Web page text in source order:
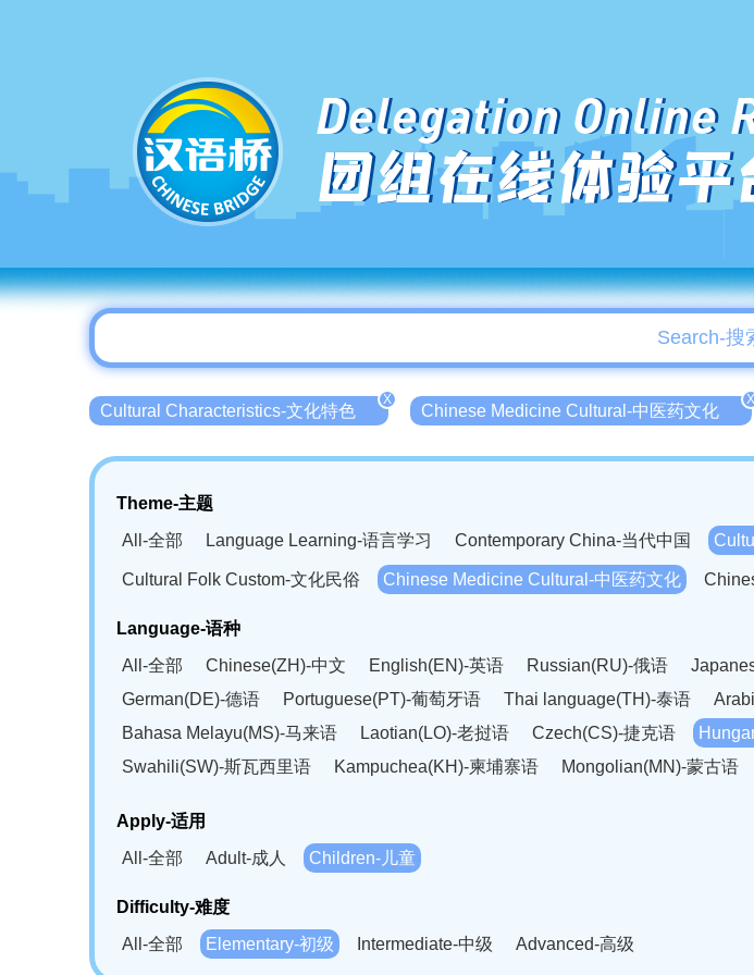
Delegation Online
团组在线体验
Cultural Characteristics-文化特色
X
Chinese Medicine Cultural-中医药文化
X
Theme-主题
All-全部
Language Learning-语言学习 Contemporary China-当代中国
Cultural Folk Custom-文化民俗 Chinese Medicine Cultural-中医药文化
Language-语种
All-全部
Chinese(ZH)-中文 English(EN)-英语 Russian(RU)-俄语
German(DE)-德语
Portuguese(PT)-葡萄牙语 Thai language(TH)-泰语
Bahasa Melayu(MS)-马来语
Laotian(LO)-老挝语 Czech(CS)-捷克语
Swahili(SW)-斯瓦西里语
Kampuchea(KH)-柬埔寨语 Mongolian(MN)-蒙古语
Apply-适用
All-全部
Adult-成人 Children-儿童
Difficulty-难度
All-全部
Elementary-初级 Intermediate-中级 Advanced-高级